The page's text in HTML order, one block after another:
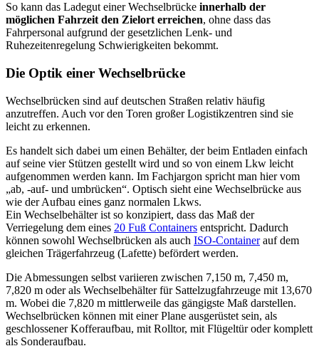
So kann das Ladegut einer Wechselbrücke innerhalb der
möglichen Fahrzeit den Zielort erreichen, ohne dass das
Fahrpersonal aufgrund der gesetzlichen Lenk- und
Ruhezeitenregelung Schwierigkeiten bekommt.
Die Optik einer Wechselbrücke
Wechselbrücken sind auf deutschen Straßen relativ häufig
anzutreffen. Auch vor den Toren großer Logistikzentren sind sie
leicht zu erkennen.
Es handelt sich dabei um einen Behälter, der beim Entladen einfach
auf seine vier Stützen gestellt wird und so von einem Lkw leicht
aufgenommen werden kann. Im Fachjargon spricht man hier vom
„ab, -auf- und umbrücken“. Optisch sieht eine Wechselbrücke aus
wie der Aufbau eines ganz normalen Lkws.
Ein Wechselbehälter ist so konzipiert, dass das Maß der
Verriegelung dem eines 20 Fuß Containers entspricht. Dadurch
können sowohl Wechselbrücken als auch ISO-Containerauf dem
gleichen Trägerfahrzeug (Lafette) befördert werden.
Die Abmessungen selbst variieren zwischen 7,150 m, 7,450 m,
7,820 m oder als Wechselbehälter für Sattelzugfahrzeuge mit 13,670
m. Wobei die 7,820 m mittlerweile das gängigste Maß darstellen.
Wechselbrücken können mit einer Plane ausgerüstet sein, als
geschlossener Kofferaufbau, mit Rolltor, mit Flügeltür oder komplett
als Sonderaufbau.